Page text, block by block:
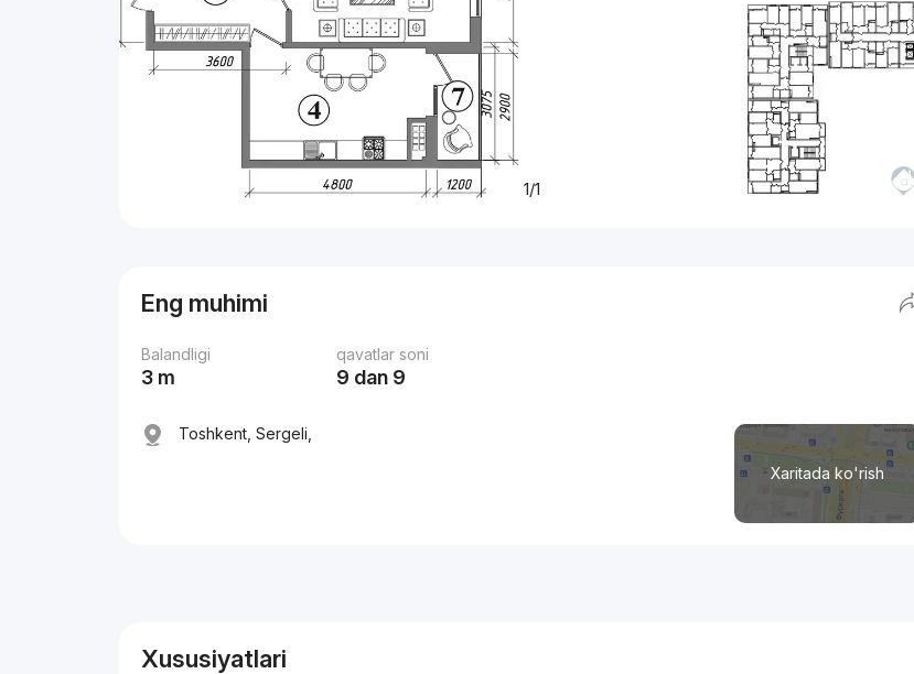
1/1
Eng muhimi
Balandligi
3 m
qavatlar soni
9 dan 9
Xaritada ko'rish
Toshkent, Sergeli,
Xususiyatlari